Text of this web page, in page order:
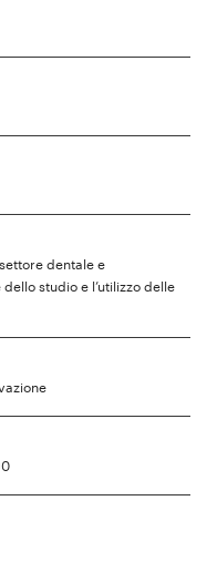
dentale e
studio e l’utilizzo delle